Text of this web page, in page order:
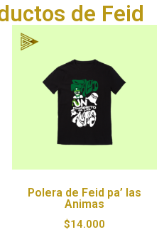
de Feid
Polera de Feid pa’ las
Animas
$14.000